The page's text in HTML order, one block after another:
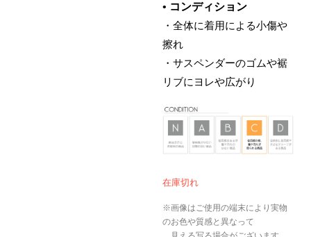
• コンディション
・ 全体に着用による小傷や
擦れ
・ サスペンダーのゴムや裾
リブにヨレや広がり
在庫切れ
※画像はご使用の端末により実物
のお色や質感と異なって